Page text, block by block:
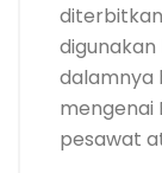
digunakan
dalamnya
mengenai
pesawat